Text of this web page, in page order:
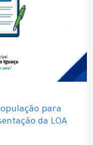
para
da LOA